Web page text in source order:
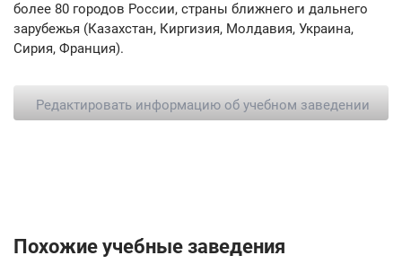
более 80 городов России, страны ближнего и дальнего
зарубежья (Казахстан, Киргизия, Молдавия, Украина,
Сирия, Франция).
Редактировать информацию об учебном заведении
Похожие учебные заведения